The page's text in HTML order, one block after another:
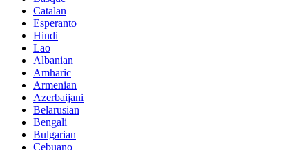
Catalan
Esperanto
Hindi
Lao
Albanian
Amharic
Armenian
Azerbaijani
Belarusian
Bengali
Bulgarian
Cebuano